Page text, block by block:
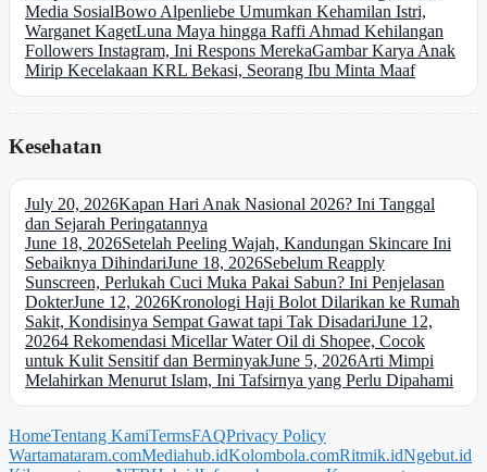
Media SosialBowo Alpenliebe Umumkan Kehamilan Istri,
Warganet KagetLuna Maya hingga Raffi Ahmad Kehilangan
Followers Instagram, Ini Respons MerekaGambar Karya Anak
Mirip Kecelakaan KRL Bekasi, Seorang Ibu Minta Maaf
Kesehatan
July 20, 2026Kapan Hari Anak Nasional 2026? Ini Tanggal
dan Sejarah Peringatannya
June 18, 2026Setelah Peeling Wajah, Kandungan Skincare Ini
Sebaiknya DihindariJune 18, 2026Sebelum Reapply
Sunscreen, Perlukah Cuci Muka Pakai Sabun? Ini Penjelasan
DokterJune 12, 2026Kronologi Haji Bolot Dilarikan ke Rumah
Sakit, Kondisinya Sempat Gawat tapi Tak DisadariJune 12,
20264 Rekomendasi Micellar Water Oil di Shopee, Cocok
untuk Kulit Sensitif dan BerminyakJune 5, 2026Arti Mimpi
Melahirkan Menurut Islam, Ini Tafsirnya yang Perlu Dipahami
HomeTentang KamiTermsFAQPrivacy Policy
Wartamataram.comMediahub.idKolombola.comRitmik.idNgebut.id